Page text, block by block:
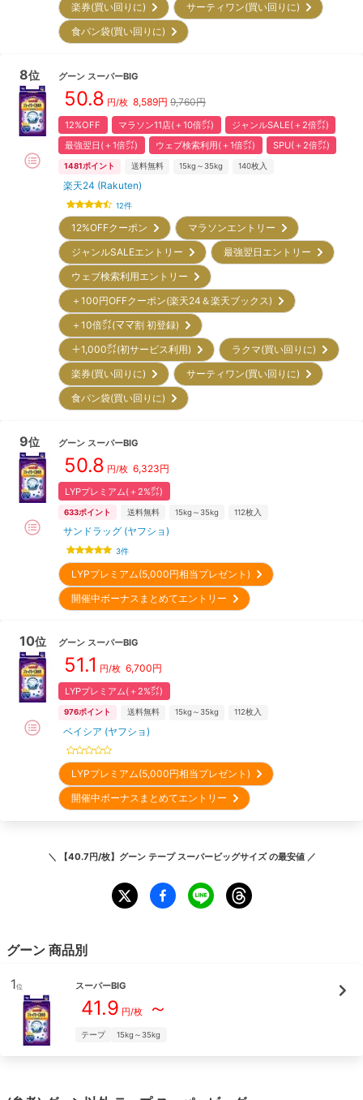
楽券(買い回りに)
サーティワン(買い回りに)
食パン袋(買い回りに)
8位 グーン スーパーBIG
50.8 円/枚 8,589円 9,760円
12%OFF マラソン11店(＋10倍㌽)
ジャンルSALE(＋2倍㌽)
最強翌日(＋1倍㌽)
ウェブ検索利用(＋1倍㌽) SPU(＋2倍㌽)
1481ポイント 送料無料 15kg～35kg 140枚入
楽天24 (Rakuten)
12件
12%OFFクーポン
マラソンエントリー
ジャンルSALEエントリー
最強翌日エントリー
ウェブ検索利用エントリー
＋100円OFFクーポン(楽天24＆楽天ブックス)
＋10倍㌽(ママ割 初登録)
＋1,000㌽(初サービス利用)
ラクマ(買い回りに)
楽券(買い回りに)
サーティワン(買い回りに)
食パン袋(買い回りに)
9位 グーン スーパーBIG
50.8 円/枚 6,323円
LYPプレミアム(＋2%㌽)
633ポイント 送料無料 15kg～35kg 112枚入
サンドラッグ (ヤフショ)
3件
LYPプレミアム(5,000円相当プレゼント)
開催中ボーナスまとめてエントリー
10位 グーン スーパーBIG
51.1 円/枚 6,700円
LYPプレミアム(＋2%㌽)
976ポイント 送料無料 15kg～35kg 112枚入
ベイシア (ヤフショ)
LYPプレミアム(5,000円相当プレゼント)
開催中ボーナスまとめてエントリー
＼ 【40.7円/枚】グーン テープ スーパービッグサイズの最安値 ／
グーン 商品別
1位 スーパーBIG
41.9 円/枚～
テープ 15kg～35kg